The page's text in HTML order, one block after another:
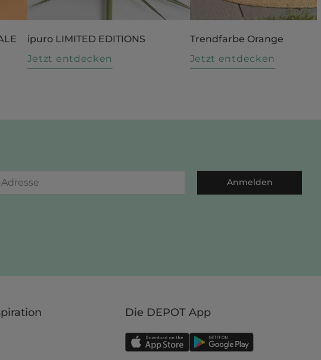
ipuro LIMITED EDITIONS
Jetzt entdecken
Trendfarbe Orange
Jetzt entdecken
Anmelden
Die DEPOT App